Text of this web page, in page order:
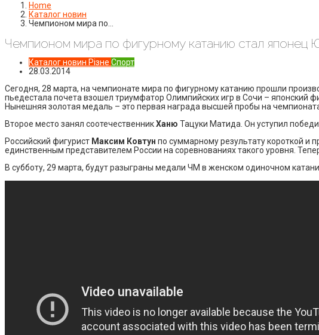
Home
Каталог новин
Чемпионом мира по…
Чемпионом мира по фигурному катанию стал японец
Каталог новин Різне Спорт
28.03.2014
Сегодня, 28 марта, на чемпионате мира по фигурному катанию прошли
пьедестала почета взошел триумфатор Олимпийских игр в Сочи – японский
Нынешняя золотая медаль – это первая награда высшей пробы на
Второе место занял соотечественникХаню Тацуки Матида. Он уступил
Российский фигурист Максим Ковтун по суммарному результату короткой и
единственным представителем России на соревнованиях такого уровня.
В субботу, 29 марта, будут разыграны медали ЧМ в женском одиночном